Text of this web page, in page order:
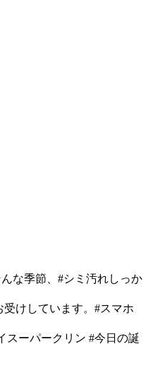
な季節、#シミ汚れしっか
けしています。#スマホ
スーパークリン #今日の誕